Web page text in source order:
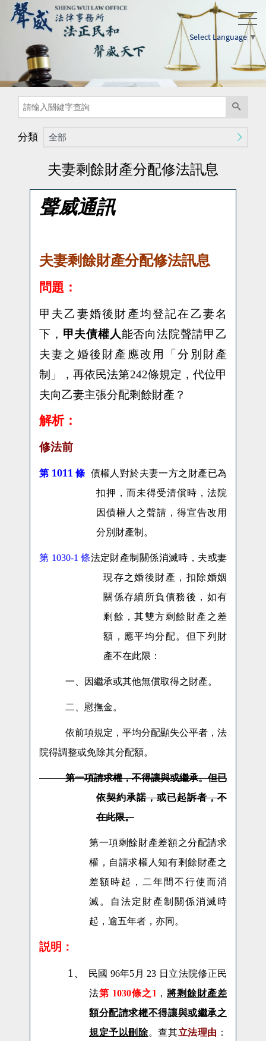
Select Language ▼
分類 全部
夫妻剩餘財產分配修法訊息
聲威通訊
夫妻剩餘財產分配修法訊息
問題：
甲夫乙妻婚後財產均登記在乙妻名
下， 甲夫債權人能否向法院聲請甲乙
夫妻之婚後財產應改用「分別財產
制」，再依民法第242條規定，代位甲
夫向乙妻主張分配剩餘財產？
解析：
修法前
第 1011 條 債權人對於夫妻一方之財產已為
扣押，而未得受清償時，法院
因債權人之聲請，得宣告改用
分別財產制。
第 1030-1條法定財產制關係消滅時，夫或妻
現存之婚後財產，扣除婚姻
關係存續所負債務後，如有
剩餘，其雙方剩餘財產之差
額，應平均分配。但下列財
產不在此限：
一、因繼承或其他無償取得之財產。
二、慰撫金。
依前項規定，平均分配顯失公平者，法
院得調整或免除其分配額。
第一項請求權，不得讓與或繼承。但已
依契約承諾，或已起訴者，不
在此限。
第一項剩餘財產差額之分配請求
權，自請求權人知有剩餘財產之
差額時起，二年間不行使而消
滅。自法定財產制關係消滅時
起，逾五年者，亦同。
説明：
1、
民國 96年5月 23 日立法院修正民
法第 1030條之1 ，將剩餘財產差
額分配請求權不得讓與或繼承之
規定予以刪除。查其立法理由 ：